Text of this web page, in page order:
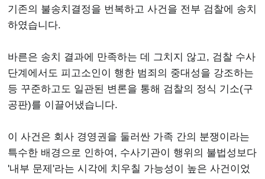
기존의 불송치결정을 번복하고 사건을 전부 검찰에 송치
하였습니다.
바른은 송치 결과에 만족하는 데 그치지 않고, 검찰 수사
단계에서도 피고소인이 행한 범죄의 중대성을 강조하는
등 꾸준하고도 일관된 변론을 통해 검찰의 정식 기소(구
공판)를 이끌어냈습니다.
이 사건은 회사 경영권을 둘러싼 가족 간의 분쟁이라는
특수한 배경으로 인하여, 수사기관이 행위의 불법성보다
'내부 문제'라는 시각에 치우칠 가능성이 높은 사건이었